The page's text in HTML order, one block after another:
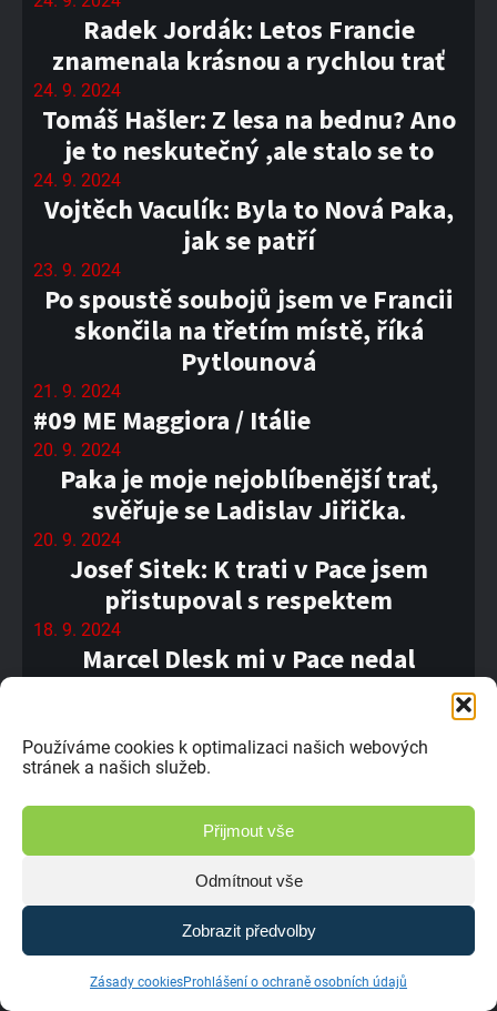
Používáme cookies k optimalizaci našich webových
stránek a našich služeb.
Přijmout vše
Odmítnout vše
Zobrazit předvolby
Zásady cookiesProhlášení o ochraně osobních údajů
Radek Jordák: Letos Francie
znamenala krásnou a rychlou trať
24. 9. 2024
Tomáš Hašler: Z lesa na bednu? Ano
je to neskutečný ,ale stalo se to
24. 9. 2024
Vojtěch Vaculík: Byla to Nová Paka,
jak se patří
23. 9. 2024
Po spoustě soubojů jsem ve Francii
skončila na třetím místě, říká
Pytlounová
21. 9. 2024
#09 ME Maggiora / Itálie
20. 9. 2024
Paka je moje nejoblíbenější trať,
svěřuje se Ladislav Jiřička.
20. 9. 2024
Josef Sitek: K trati v Pace jsem
přistupoval s respektem
18. 9. 2024
Marcel Dlesk mi v Pace nedal
18. 9. 2024
XXIII. Global Assistance Setkání
mistrů v netradičním termínu
Zpět do minulosti – Jindřich Kottek
Do Paky se mi moc nechtělo,
přiznává Arnošt Florián
16. 9. 2024